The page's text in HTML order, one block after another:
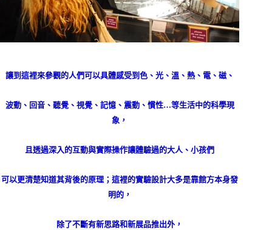
讓到這裡來參觀的人們可以具體感受到色、光、溫、熱、電、磁、
波動、回音、聽覺、視覺、記憶、震動、慣性…等生活中的科學現
象，
且透過深入的互動與實際操作讓體驗過的大人、小孩們
可以更清楚知道其背後的原理；這裡的實驗設計大多是靠館方本身發
明的，
除了不斷有新思路和新展品推出外，